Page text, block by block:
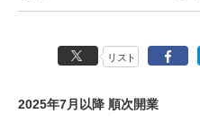
リスト
2025年7月以降 順次開業